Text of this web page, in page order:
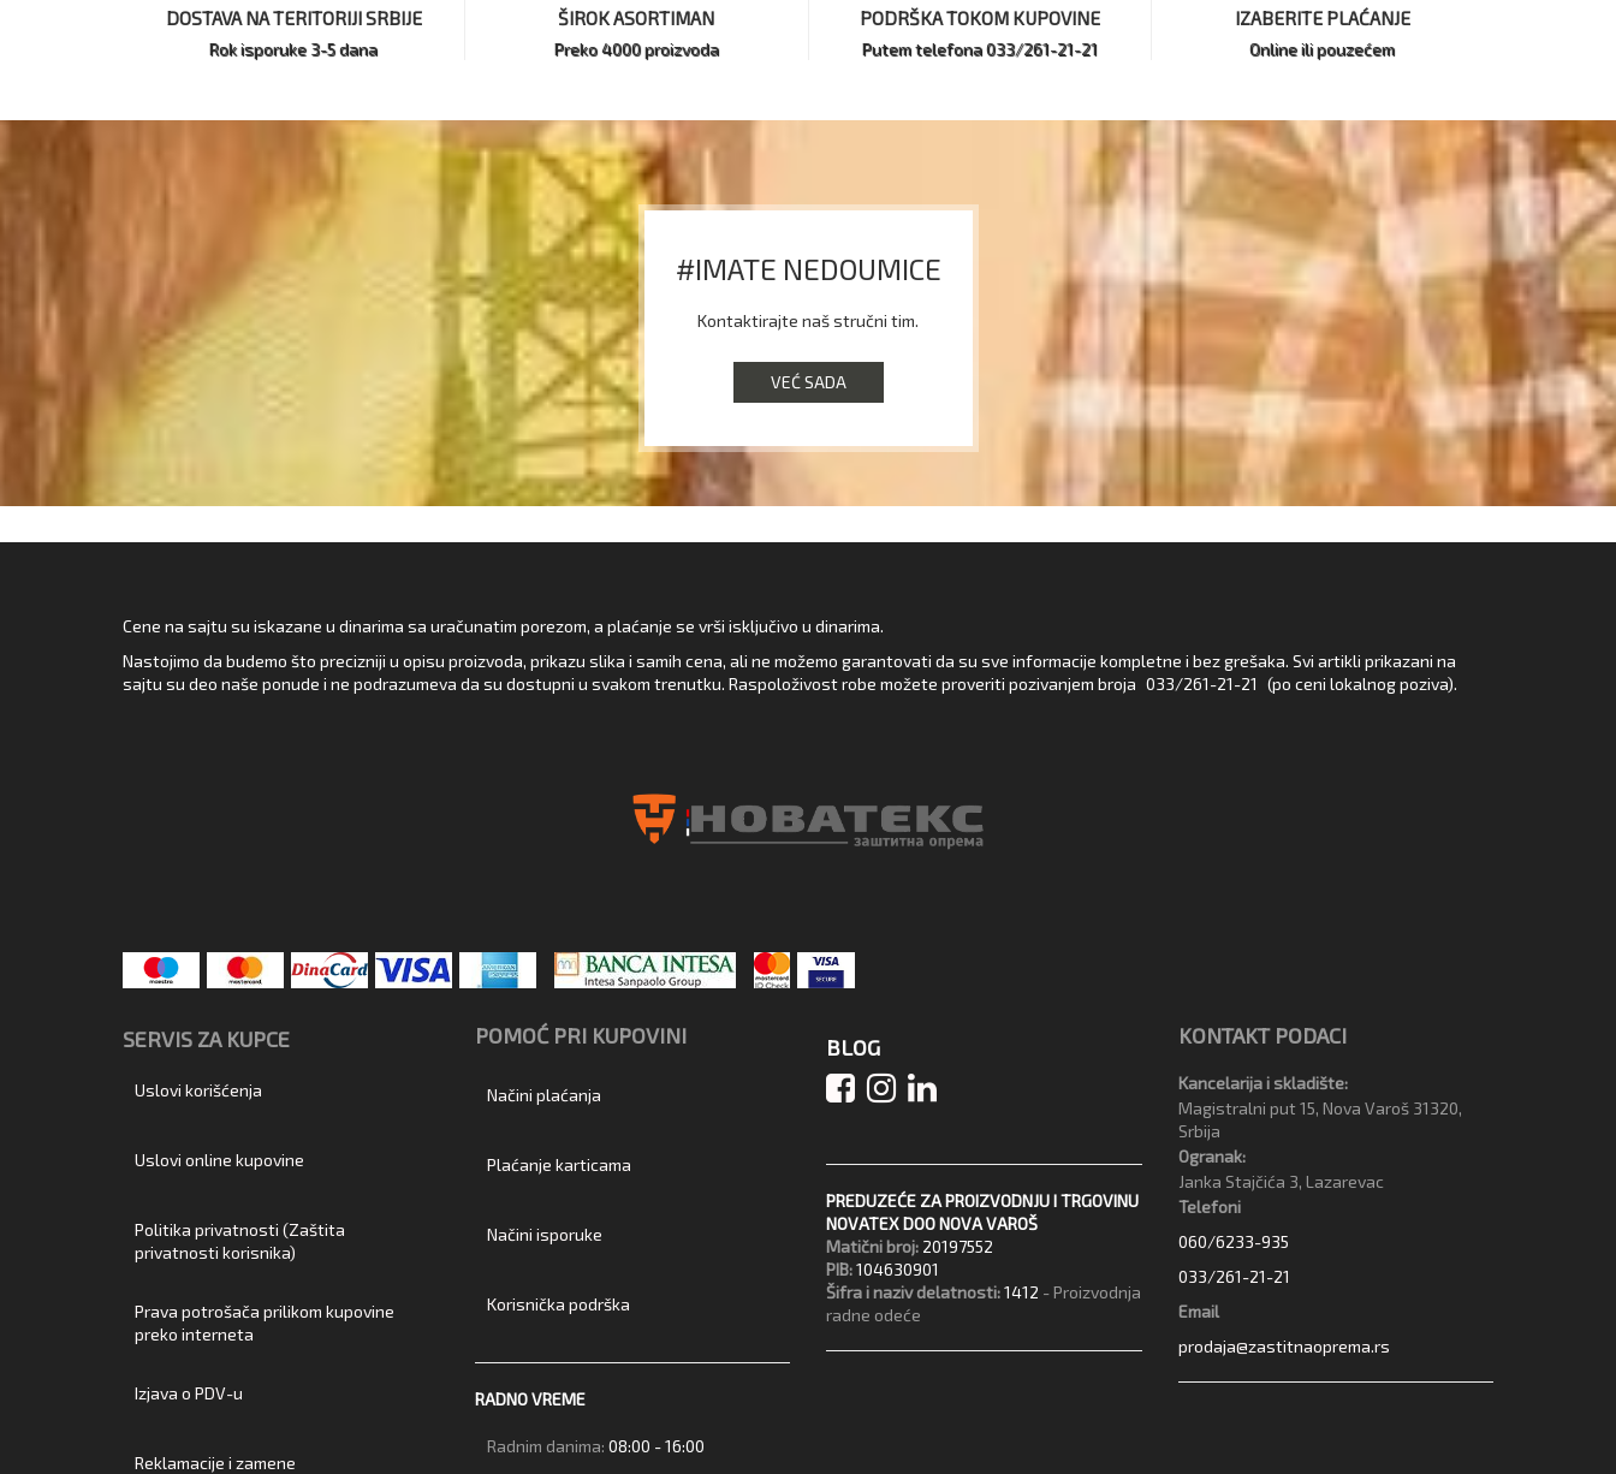
DOSTAVA NA TERITORIJI SRBIJE
Rok isporuke 3-5 dana
ŠIROK ASORTIMAN
Preko 4000 proizvoda
PODRŠKA TOKOM KUPOVINE
Putem telefona 033/261-21-21
IZABERITE PLAĆANJE
Online ili pouzećem
#IMATE NEDOUMICE
Kontaktirajte naš stručni tim.
VEĆ SADA
Cene na sajtu su iskazane u dinarima sa uračunatim porezom, a plaćanje se vrši isključivo u dinarima.
Nastojimo da budemo što precizniji u opisu proizvoda, prikazu slika i samih cena, ali ne možemo garantovati da su sve informacije kompletne i bez grešaka. Svi artikli prikazani na
sajtu su deo naše ponude i ne podrazumeva da su dostupni u svakom trenutku. Raspoloživost robe možete proveriti pozivanjem broja 033/261-21-21 (po ceni lokalnog poziva).
SERVIS ZA KUPCE
Uslovi korišćenja
Uslovi online kupovine
Politika privatnosti (Zaštita
privatnosti korisnika)
Prava potrošača prilikom kupovine
preko interneta
Izjava o PDV-u
Reklamacije i zamene
POMOĆ PRI KUPOVINI
Načini plaćanja
Plaćanje karticama
Načini isporuke
Korisnička podrška
RADNO VREME
Radnim danima: 08:00 - 16:00
BLOG
PREDUZEĆE ZA PROIZVODNJU I TRGOVINU
NOVATEX DOO NOVA VAROŠ
Matični broj: 20197552
PIB:104630901
Šifra i naziv delatnosti:1412 - Proizvodnja
radne odeće
KONTAKT PODACI
Kancelarija i skladište:
Magistralni put 15, Nova Varoš 31320,
Srbija
Ogranak:
Janka Stajčića 3, Lazarevac
Telefoni
060/6233-935
033/261-21-21
Email
prodaja@zastitnaoprema.rs